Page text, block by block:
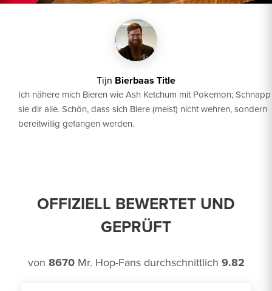
Tijn Bierbaas Title
Ich nähere mich Bieren wie Ash Ketchum mit Pokemon; Schnapp
sie dir alle. Schön, dass sich Biere (meist) nicht wehren, sondern
bereitwillig gefangen werden.
OFFIZIELL BEWERTET UND
GEPRÜFT
von 8670Mr. Hop-Fans durchschnittlich 9.82